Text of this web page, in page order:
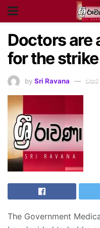
Doctors are
for the strike
by Sri Ravana වසර
The Government